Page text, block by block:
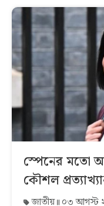
স্পেনের মতো
কৌশল
জাতীয় ০৩ আগস্ট